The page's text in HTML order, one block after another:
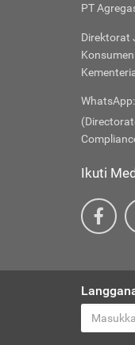
PT
Direktorat
Ikuti